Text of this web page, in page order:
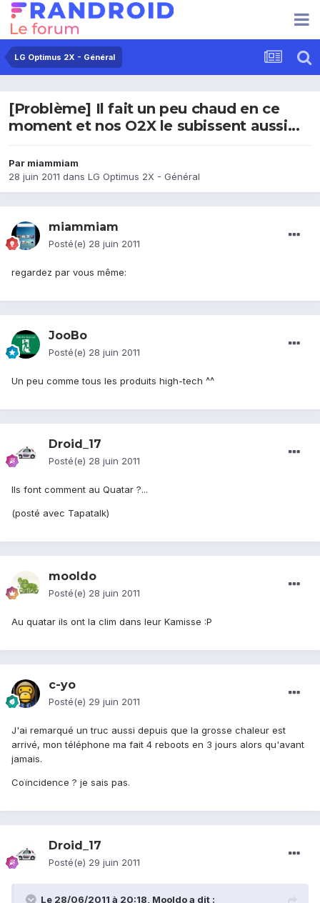
LG Optimus 2X - Général
[Problème] Il fait un peu chaud en ce
moment et nos O2X le subissent aussi...
Par miammiam
28 juin 2011 dans LG Optimus 2X - Général
miammiam
Posté(e) 28 juin 2011
regardez par vous même:
JooBo
Posté(e) 28 juin 2011
Un peu comme tous les produits high-tech ^^
Droid_17
Posté(e) 28 juin 2011
Ils font comment au Quatar ?...
(posté avec Tapatalk)
mooldo
Posté(e) 28 juin 2011
Au quatar ils ont la clim dans leur Kamisse :P
c-yo
Posté(e) 29 juin 2011
J'ai remarqué un truc aussi depuis que la grosse chaleur est
arrivé, mon téléphone ma fait 4 reboots en 3 jours alors qu'avant
jamais.
Coïncidence ? je sais pas.
Droid_17
Posté(e) 29 juin 2011
Le 28/06/2011 à 20:18, Mooldo a dit :